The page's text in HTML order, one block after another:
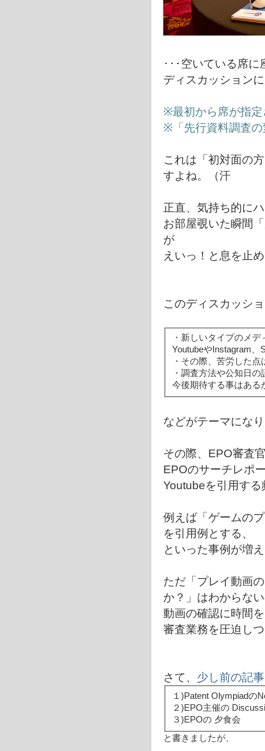
･･･空いている席に
ディスカッション
※最初から席が指
※「先行資料調査
これは「初対面の
すよね。（汗
正直、気持ち的に
お部屋覗いた瞬間
が
えいっ！と息を止
このディスカッシ
・新しいタイプのメデ
YoutubeやInstagram
・その際、苦労した点
・調査方法や公知日
今後期待する事はある
などがテーマにな
その際、EPO審査
EPOのサーチレポ
Youtubeを引用す
例えば「ゲームの
を引用例とする、
といった事例が増
ただ「プレイ動画
か？」はわからな
動画の確認に時間
審査業務を圧迫し
さて、 少し前の記事
１)Patent Olympiadの
２)EPO主催の
３)EPOの 夕食会
と書きましたが、